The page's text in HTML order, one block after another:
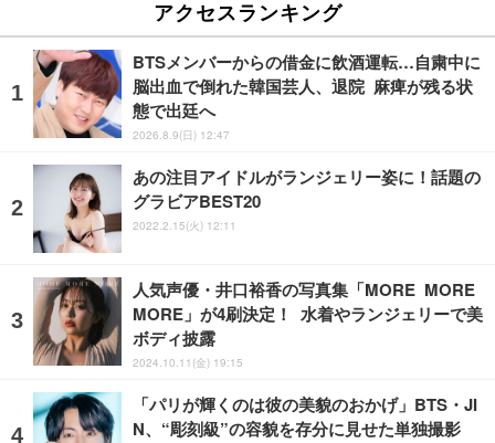
アクセスランキング
BTSメンバーからの借金に飲酒運転…自粛中に
脳出血で倒れた韓国芸人、退院 麻痺が残る状
態で出廷へ
2026.8.9(日) 12:47
あの注目アイドルがランジェリー姿に！話題の
グラビアBEST20
2022.2.15(火) 12:11
人気声優・井口裕香の写真集「MORE MORE
MORE」が4刷決定！ 水着やランジェリーで美
ボディ披露
2024.10.11(金) 19:15
「パリが輝くのは彼の美貌のおかげ」BTS・JI
N、“彫刻級”の容貌を存分に見せた単独撮影